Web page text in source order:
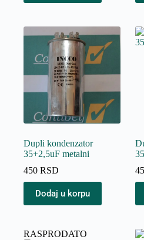
Dupli kondenzator
35+2,5uF metalni
450 RSD
Dodaj u korpu
RASPRODATO